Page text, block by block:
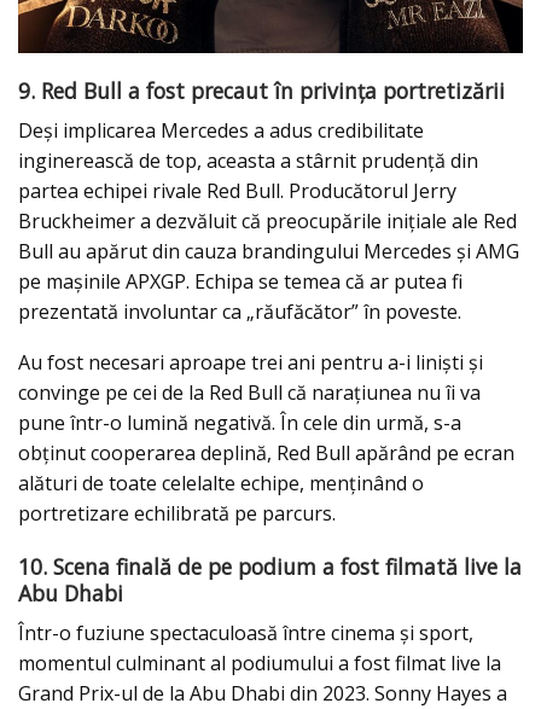
9. Red Bull a fost precaut în privința portretizării
Deși implicarea Mercedes a adus credibilitate
inginerească de top, aceasta a stârnit prudență din
partea echipei rivale Red Bull. Producătorul Jerry
Bruckheimer a dezvăluit că preocupările inițiale ale Red
Bull au apărut din cauza brandingului Mercedes și AMG
pe mașinile APXGP. Echipa se temea că ar putea fi
prezentată involuntar ca „răufăcător” în poveste.
Au fost necesari aproape trei ani pentru a-i liniști și
convinge pe cei de la Red Bull că narațiunea nu îi va
pune într-o lumină negativă. În cele din urmă, s-a
obținut cooperarea deplină, Red Bull apărând pe ecran
alături de toate celelalte echipe, menținând o
portretizare echilibrată pe parcurs.
10. Scena finală de pe podium a fost filmată live la
Abu Dhabi
Într-o fuziune spectaculoasă între cinema și sport,
momentul culminant al podiumului a fost filmat live la
Grand Prix-ul de la Abu Dhabi din 2023. Sonny Hayes a